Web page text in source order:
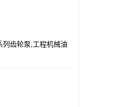
列齿轮泵,工程机械油